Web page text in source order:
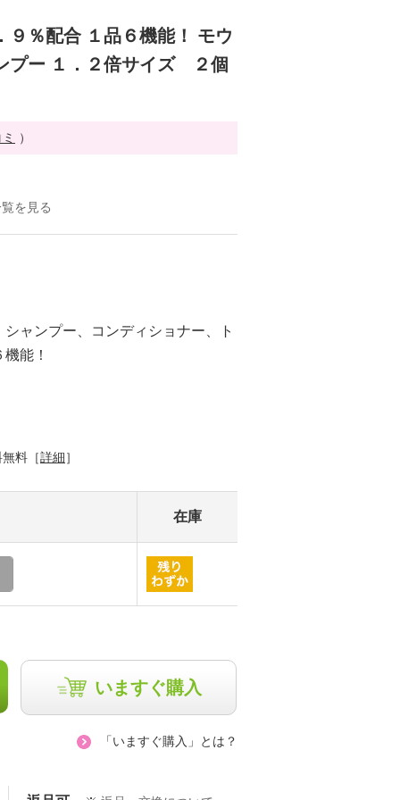
９％配合 １品６機能！ モウ
プー １．２倍サイズ ２個
）
を見る
ャンプー、コンディショナー、ト
能！
料［詳細 ］
在庫
いますぐ購入
「いますぐ購入」とは？